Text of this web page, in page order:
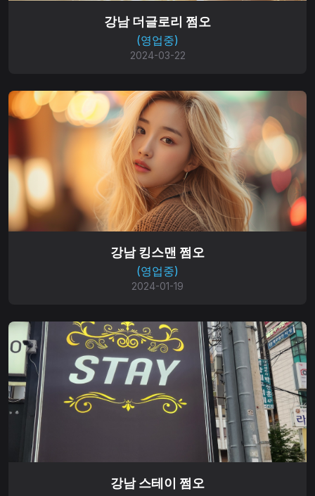
강남 더글로리 쩜오
(영업중)
2024-03-22
강남 킹스맨 쩜오
(영업중)
2024-01-19
강남 스테이 쩜오